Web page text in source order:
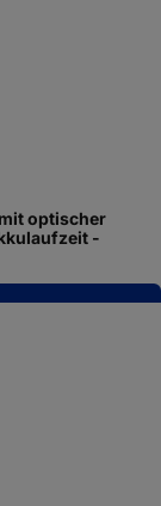
optischer
-